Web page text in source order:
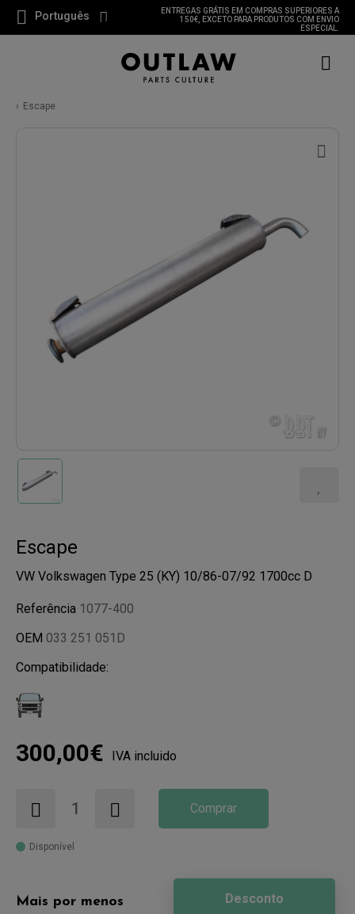
Português
ENTREGAS GRÁTIS EM COMPRAS SUPERIORES A
150€, EXCETO PARA PRODUTOS COM ENVIO
ESPECIAL.
Escape
Escape
VW Volkswagen Type 25 (KY) 10/86-07/92 1700cc D
Referência 1077-400
OEM 033 251 051D
Compatibilidade:
300,00€ IVA incluido
Comprar
Disponível
Mais por menos Desconto